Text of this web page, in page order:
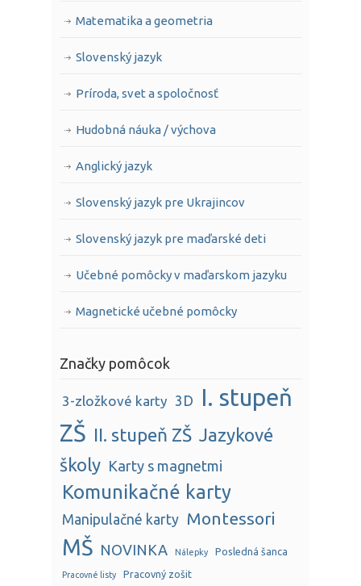
Matematika a geometria
Slovenský jazyk
Príroda, svet a spoločnosť
Hudobná náuka / výchova
Anglický jazyk
Slovenský jazyk pre Ukrajincov
Slovenský jazyk pre maďarské deti
Učebné pomôcky v maďarskom jazyku
Magnetické učebné pomôcky
Značky pomôcok
3-zložkové karty 3D
I. stupeň
ZŠ II. stupeň ZŠ Jazykové
školy Karty s magnetmi
Komunikačné karty
Manipulačné karty Montessori
MŠ NOVINKA Nálepky Posledná šanca
Pracovné listy Pracovný zošit